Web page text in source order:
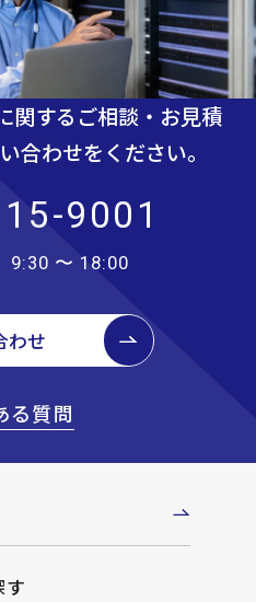
関するご相談・お見積
合わせをください。
9001
9:30 〜 18:00
わせ
る質問
す